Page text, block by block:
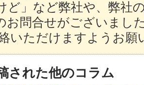
ど」など弊社や、弊社
お問合せがございまし
いただけますようお
された他のコラム